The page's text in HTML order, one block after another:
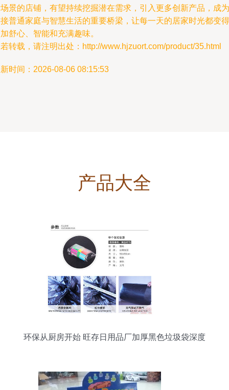
景的店铺，有望持续挖掘潜在需求，引入更多创新产品，成为
普通家庭与智慧生活的重要桥梁，让每一天的居家时光都变得
舒心、智能和充满趣味。
转载，请注明出处：http://www.hjzuort.com/product/35.html
时间：2026-08-06 08:15:53
产品大全
环保从厨房开始 旺存日用品厂加厚黑色垃圾袋深度